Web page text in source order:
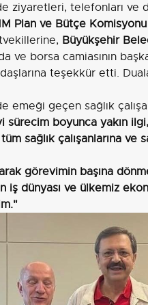
ziyaretleri, telefonları ve
Plan ve Bütçe
Büyükşehir
ve borsa camiasının
teşekkür etti.
emeği geçen sağlık
sürecim boyunca yakın
sağlık çalışanlarına ve
görevimin başına
dünyası ve ülkemiz